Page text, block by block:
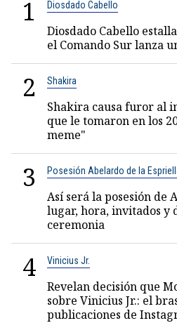
1 Diosdado Cabello
Diosdado Cabello
el Comando Sur lanza
2 Shakira
Shakira causa furor al
que le tomaron en los
meme"
3 Posesión Abelardo de la
Así será la posesión de
lugar, hora, invitados y
ceremonia
4 Vinicius Jr.
Revelan decisión que
sobre Vinicius Jr.: el
publicaciones de